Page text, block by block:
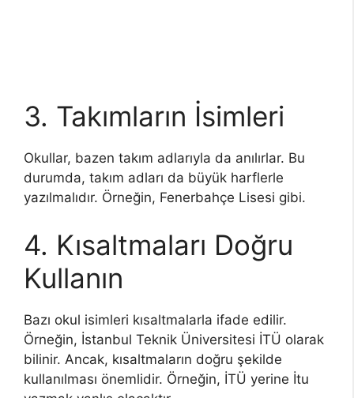
3. Takımların İsimleri
Okullar, bazen takım adlarıyla da anılırlar. Bu
durumda, takım adları da büyük harflerle
yazılmalıdır. Örneğin, Fenerbahçe Lisesi gibi.
4. Kısaltmaları Doğru
Kullanın
Bazı okul isimleri kısaltmalarla ifade edilir.
Örneğin, İstanbul Teknik Üniversitesi İTÜ olarak
bilinir. Ancak, kısaltmaların doğru şekilde
kullanılması önemlidir. Örneğin, İTÜ yerine İtu